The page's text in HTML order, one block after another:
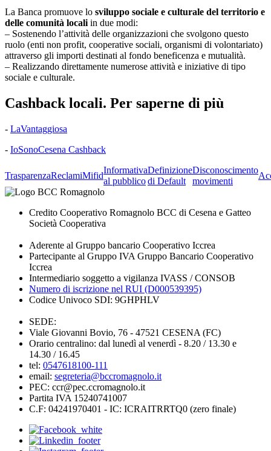
La Banca promuove lo sviluppo sociale e culturale del territorio e
delle comunità locali in due modi:
– Sostenendo l’attività delle organizzazioni che svolgono questo
ruolo (enti non profit, cooperative sociali, organismi di volontariato)
attraverso gli importi destinati al fondo beneficenza e mutualità.
– Realizzando direttamente numerose attività e iniziative di tipo
sociale e culturale.
Cashback locali. Per saperne di più
- LaVantaggiosa
- IoSonoCesena Cashback
TrasparenzaReclamiMifid
Informativa
al pubblico
Definizione
di Default
Disconoscimento
movimenti
Credito Cooperativo Romagnolo BCC di Cesena e Gatteo
Società Cooperativa
Aderente al Gruppo bancario Cooperativo Iccrea
Partecipante al Gruppo IVA Gruppo Bancario Cooperativo
Iccrea
Intermediario soggetto a vigilanza IVASS / CONSOB
Numero di iscrizione nel RUI (D000539395)
Codice Univoco SDI: 9GHPHLV
SEDE:
Viale Giovanni Bovio, 76 - 47521 CESENA (FC)
Orario centralino: dal lunedì al venerdì - 8.20 / 13.30 e
14.30 / 16.45
tel: 0547618100-111
email: segreteria@bccromagnolo.it
PEC: ccr@pec.ccromagnolo.it
Partita IVA 15240741007
C.F: 04241970401 - IC: ICRAITRRTQ0 (zero finale)